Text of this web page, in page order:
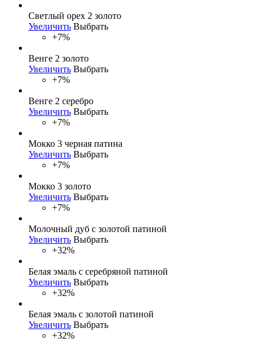
Светлый орех 2 золото
Увеличить Выбрать
+7%
Венге 2 золото
Увеличить Выбрать
+7%
Венге 2 серебро
Увеличить Выбрать
+7%
Мокко 3 черная патина
Увеличить Выбрать
+7%
Мокко 3 золото
Увеличить Выбрать
+7%
Молочный дуб с золотой патиной
Увеличить Выбрать
+32%
Белая эмаль с серебряной патиной
Увеличить Выбрать
+32%
Белая эмаль с золотой патиной
Увеличить Выбрать
+32%